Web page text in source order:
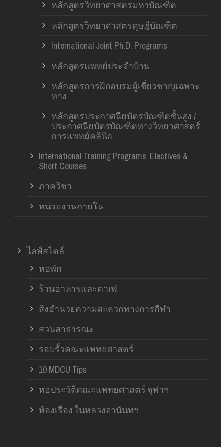
หลักสูตรวิทยาศาสตรมหาบัณฑิต
หลักสูตรวิทยาศาสตรดุษฎีบัณฑิต
International Joint Ph.D. Programs
หลักสูตรแพทย์ประจำบ้าน
หลักสูตรการฝึกอบรมผู้เชี่ยวชาญเฉพาะ
ทาง
หลักสูตรประกาศนียบัตรบัณฑิตชั้นสูง /
ประกาศนียบัตรบัณฑิตทางวิทยาศาสตร์
การแพทย์คลินิก
International Training Programs, Electives &
Short Courses
ภาควิชา
หน่วยงานภายใน
ไลฟ์สไตล์
หอพัก
ร้านอาหารและคาเฟ่
สิ่งอำนวยความสะดวกทางการกีฬา
สวนสาธารณะ
รอบรั้วคณะแพทยศาสตร์
10 MDCU Tips
หอประวัติคณะแพทยศาสตร์ จุฬาฯ
ห้องเรื่อง ในหลวงอานันทฯ